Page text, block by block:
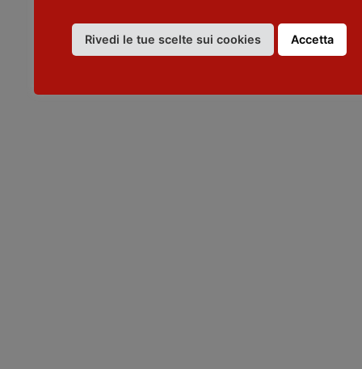
VISITPIACENZA
Rivedi le tue scelte sui cookies Accetta